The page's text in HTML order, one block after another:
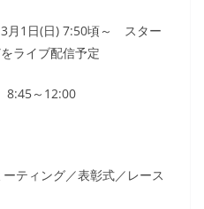
月1日(日) 7:50頃～ スター
ライブ配信予定
8:45～12:00
ティング／表彰式／レース